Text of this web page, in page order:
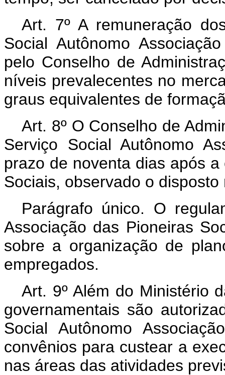
Art. 7º A remuneração
Social Autônomo
pelo Conselho de
níveis prevalecentes no
graus equivalentes de
Art. 8º O Conselho de
Serviço Social Autônomo
prazo de noventa dias após
Sociais, observado o disposto
Parágrafo único. O
Associação das Pioneiras
sobre a organização de
empregados.
Art. 9º Além do Ministério
governamentais são
Social Autônomo
convênios para custear a
nas áreas das atividades